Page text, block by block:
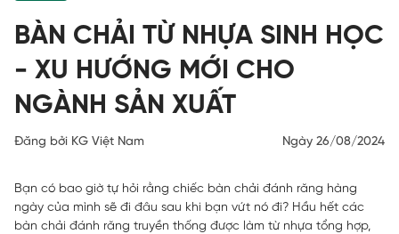
BÀN CHẢI TỪ NHỰA SINH HỌC
- XU HƯỚNG MỚI CHO
NGÀNH SẢN XUẤT
Đăng bởi KG Việt Nam Ngày 26/08/2024
Bạn có bao giờ tự hỏi rằng chiếc bàn chải đánh răng hàng
ngày của mình sẽ đi đâu sau khi bạn vứt nó đi? Hầu hết các
bàn chải đánh răng truyền thống được làm từ nhựa tổng hợp,